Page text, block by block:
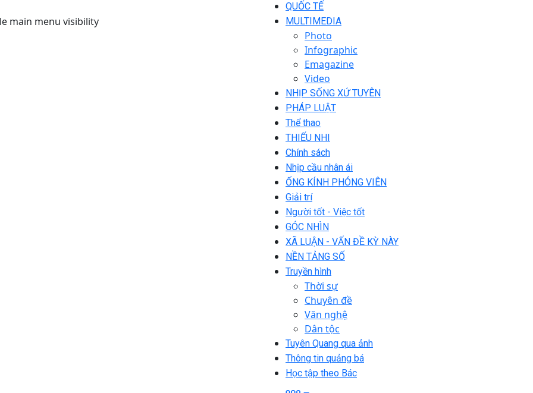
main menu visibility
QUỐC TẾ
MULTIMEDIA
Photo
Infographic
Emagazine
Video
NHỊP SỐNG XỨ TUYÊN
PHÁP LUẬT
Thể thao
THIẾU NHI
Chính sách
Nhịp cầu nhân ái
ỐNG KÍNH PHÓNG VIÊN
Giải trí
Người tốt - Việc tốt
GÓC NHÌN
XÃ LUẬN - VẤN ĐỀ KỲ NÀY
NỀN TẢNG SỐ
Truyền hình
Thời sự
Chuyên đề
Văn nghệ
Dân tộc
Tuyên Quang qua ảnh
Thông tin quảng bá
Học tập theo Bác